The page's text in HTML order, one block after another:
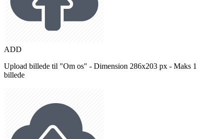
ADD
Upload billede til "Om os" - Dimension 286x203 px - Maks 1
billede